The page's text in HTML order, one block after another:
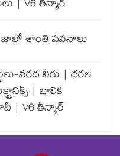
| V6 తీన్మార్
గాజాలో శాంతి పవనాలు
వరద నీరు | ధరల
| బాలిక
| V6 తీన్మార్